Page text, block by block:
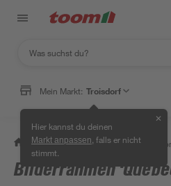
Mein Markt: Troisdorf
Hier kannst du deinen
Markt anpassen , falls er nicht
stimmt.
✕
/ Wohnen & Haushalt /
Bilderrahmen